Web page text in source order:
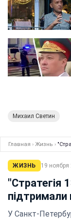
Михаил Светин
Главная › Жизнь ›
ЖИЗНЬ 19 ноября
"Стратегія
підтримали
У Санкт-